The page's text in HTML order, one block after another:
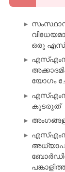
ഒരു
യോഗം
കൂടരുത്